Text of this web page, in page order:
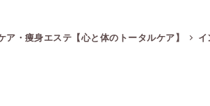
・痩身エステ【心と体のトータルケア】 イ